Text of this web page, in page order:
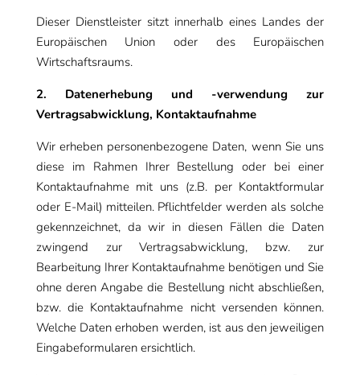
Dieser Dienstleister sitzt innerhalb eines Landes der
Europäischen Union oder des Europäischen
Wirtschaftsraums.
2. Datenerhebung und -verwendung zur
Vertragsabwicklung, Kontaktaufnahme
Wir erheben personenbezogene Daten, wenn Sie uns
diese im Rahmen Ihrer Bestellung oder bei einer
Kontaktaufnahme mit uns (z.B. per Kontaktformular
oder E-Mail) mitteilen. Pflichtfelder werden als solche
gekennzeichnet, da wir in diesen Fällen die Daten
zwingend zur Vertragsabwicklung, bzw. zur
Bearbeitung Ihrer Kontaktaufnahme benötigen und Sie
ohne deren Angabe die Bestellung nicht abschließen,
bzw. die Kontaktaufnahme nicht versenden können.
Welche Daten erhoben werden, ist aus den jeweiligen
Eingabeformularen ersichtlich.